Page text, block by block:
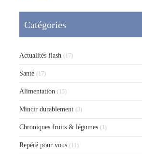
Catégories
Actualités flash (17)
Santé (17)
Alimentation (15)
Mincir durablement (3)
Chroniques fruits & légumes (1)
Repéré pour vous (11)